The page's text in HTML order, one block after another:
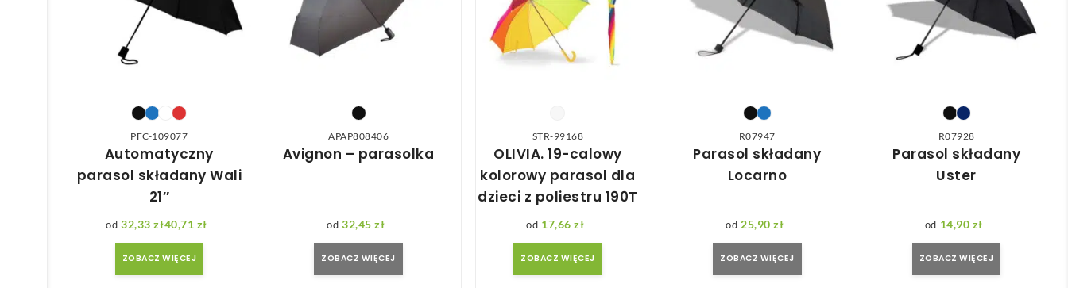
PFC-109077
Automatyczny
parasol składany Wali
21″
32,33zł40,71 zł
ZOBACZ WIĘCEJ
APAP808406
Avignon – parasolka
32,45zł
ZOBACZ WIĘCEJ
STR-99168
OLIVIA. 19-calowy
kolorowy parasol dla
dzieci z poliestru 190T
17,66zł
ZOBACZ WIĘCEJ
R07947
Parasol składany
Locarno
25,90zł
ZOBACZ WIĘCEJ
R07928
Parasol składany
Uster
14,90 zł
ZOBACZ WIĘCEJ